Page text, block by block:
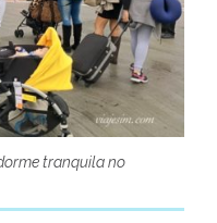
tranquila no